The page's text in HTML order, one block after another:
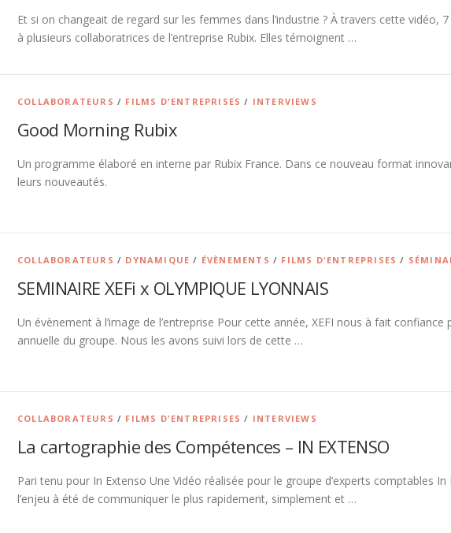
Et si on changeait de regard sur les femmes dans l’industrie ? À travers cette vidéo,
à plusieurs collaboratrices de l’entreprise Rubix. Elles témoignent …
COLLABORATEURS / FILMS D'ENTREPRISES / INTERVIEWS
Good Morning Rubix
Un programme élaboré en interne par Rubix France. Dans ce nouveau format
leurs nouveautés.
COLLABORATEURS / DYNAMIQUE / ÉVÈNEMENTS / FILMS D'ENTREPRISES /
SEMINAIRE XEFi x OLYMPIQUE LYONNAIS
Un évènement à l’image de l’entreprise Pour cette année, XEFI nous à fait
annuelle du groupe. Nous les avons suivi lors de cette …
COLLABORATEURS / FILMS D'ENTREPRISES / INTERVIEWS
La cartographie des Compétences – IN EXTENSO
Pari tenu pour In Extenso Une Vidéo réalisée pour le groupe d’experts comptables
l’enjeu à été de communiquer le plus rapidement, simplement et …